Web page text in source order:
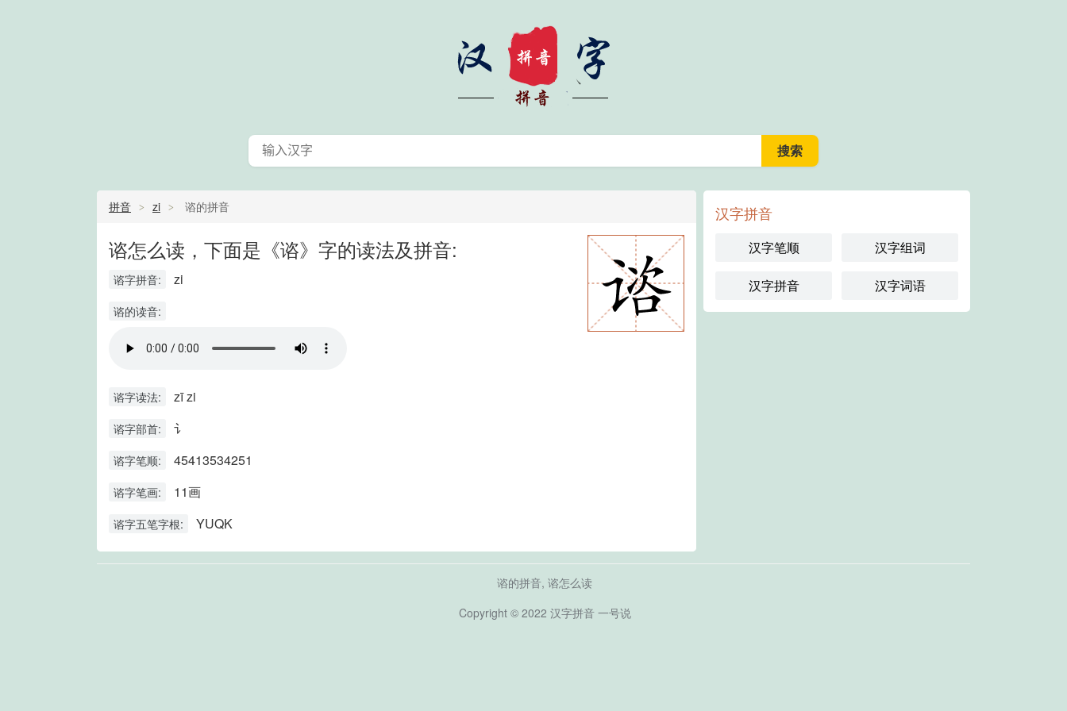
拼音 zi 谘的拼音
谘怎么读，下面是《谘》字的读法及拼音:
谘字拼音: zi
谘的读音:
谘字读法: zī zi
谘字部首: 讠
谘字笔顺: 45413534251
谘字笔画: 11画
谘字五笔字根: YUQK
汉字拼音
汉字笔顺 汉字组词
汉字拼音 汉字词语
谘的拼音, 谘怎么读
Copyright © 2022 汉字拼音一号说